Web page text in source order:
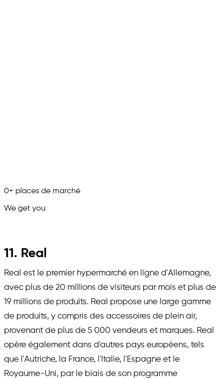
0+ places de marché
We get you
11. Real
Real est le premier hypermarché en ligne d'Allemagne,
avec plus de 20 millions de visiteurs par mois et plus de
19 millions de produits. Real propose une large gamme
de produits, y compris des accessoires de plein air,
provenant de plus de 5 000 vendeurs et marques. Real
opère également dans d'autres pays européens, tels
que l'Autriche, la France, l'Italie, l'Espagne et le
Royaume-Uni, par le biais de son programme